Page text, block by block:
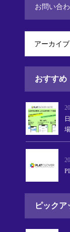
お問い合
アーカイブ
おすすめ
ピックア